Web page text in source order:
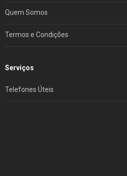
Quem Somos
Termos e Condições
Serviços
Telefones Úteis